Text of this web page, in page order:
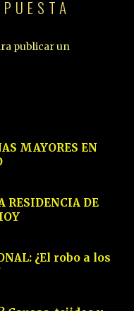
publicar un
MAYORES EN
RESIDENCIA DE
¿El robo a los